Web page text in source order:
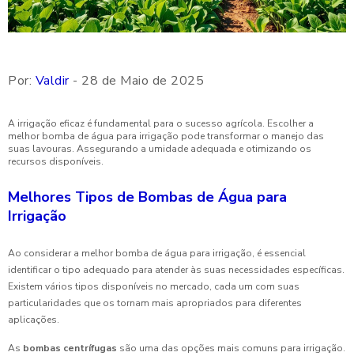
Por: Valdir- 28 de Maio de 2025
A irrigação eficaz é fundamental para o sucesso agrícola. Escolher a
melhor bomba de água para irrigação pode transformar o manejo das
suas lavouras. Assegurando a umidade adequada e otimizando os
recursos disponíveis.
Melhores Tipos de Bombas de Água para
Irrigação
Ao considerar a melhor bomba de água para irrigação, é essencial
identificar o tipo adequado para atender às suas necessidades específicas.
Existem vários tipos disponíveis no mercado, cada um com suas
particularidades que os tornam mais apropriados para diferentes
aplicações.
As bombas centrífugas são uma das opções mais comuns para irrigação.